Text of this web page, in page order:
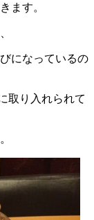
ます。
になっているの
取り入れられて